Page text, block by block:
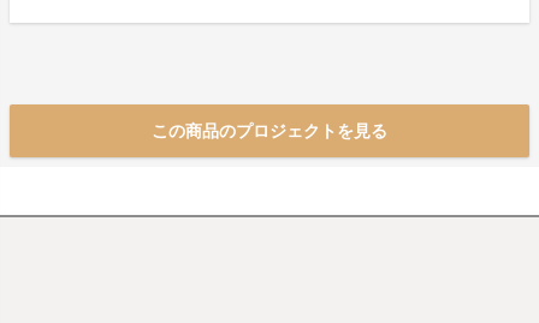
この商品のプロジェクトを見る